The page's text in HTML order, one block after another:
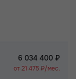
6 034 400 ₽
от 21 475 ₽/мес.